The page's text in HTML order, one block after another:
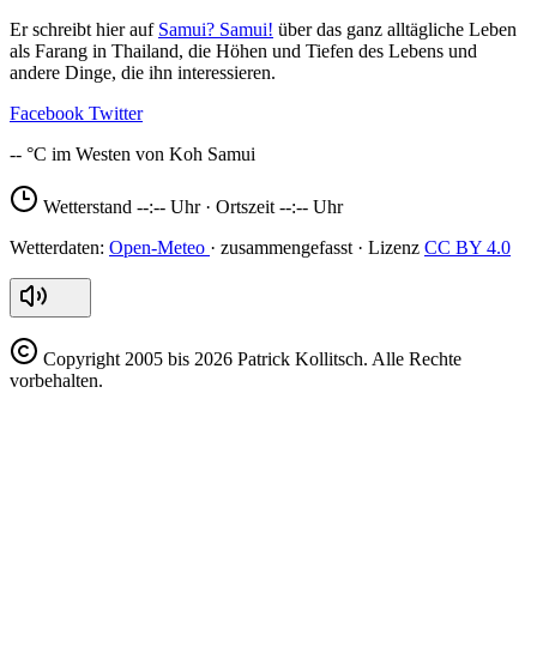
Er schreibt hier auf Samui? Samui! über das ganz alltägliche Leben
als Farang in Thailand, die Höhen und Tiefen des Lebens und
andere Dinge, die ihn interessieren.
Facebook Twitter
--
Wetterstand --:-- Uhr · Ortszeit --:-- Uhr
Open-Meteo
CC BY 4.0
Copyright 2005 bis 2026 Patrick Kollitsch. Alle Rechte
vorbehalten.